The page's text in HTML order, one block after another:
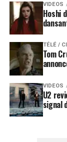
VIDEOS
Hoshi
TÉLÉ /
Tom
VIDEOS
U2
signal